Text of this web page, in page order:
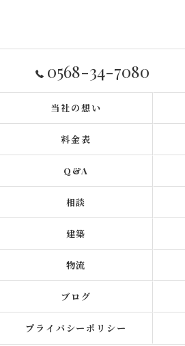
0568-34-7080
当社の想い
料金表
Q&A
相談
建築
物流
ブログ
プライバシーポリシー